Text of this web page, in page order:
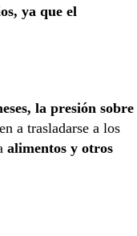
ya que el
la presión sobre
a trasladarse a los
alimentos y otros